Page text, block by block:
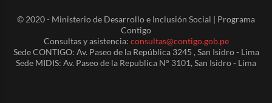
© 2020 - Ministerio de Desarrollo e Inclusión Social | Programa
Contigo
Consultas y asistencia: consultas@contigo.gob.pe
Sede CONTIGO: Av. Paseo de la República 3245 , San Isidro - Lima
Sede MIDIS: Av. Paseo de la Republica N° 3101, San Isidro - Lima